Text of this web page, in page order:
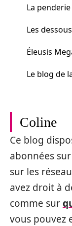
La
Les
Éleusis
Le blog de
Coline
Ce blog
abonnées
sur les
avez droit à
comme sur
vous pouvez